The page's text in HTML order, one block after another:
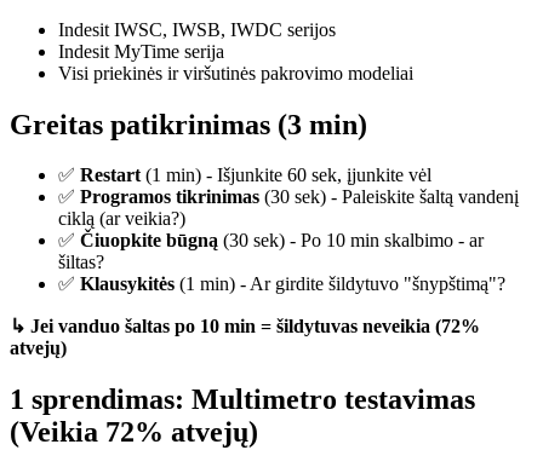
Indesit IWSC, IWSB, IWDC serijos
Indesit MyTime serija
Visi priekinės ir viršutinės pakrovimo modeliai
Greitas patikrinimas (3 min)
✅ Restart(1 min) - Išjunkite 60 sek, įjunkite vėl
✅ Programos tikrinimas (30 sek) - Paleiskite šaltą vandenį
ciklą (ar veikia?)
✅ Čiuopkite būgną (30 sek) - Po 10 min skalbimo - ar
šiltas?
✅ Klausykitės (1 min) - Ar girdite šildytuvo "šnypštimą"?
↳ Jei vanduo šaltas po 10 min = šildytuvas neveikia (72%
atvejų)
1 sprendimas: Multimetro testavimas
(Veikia 72% atvejų)